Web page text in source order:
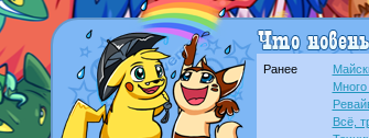
Ранее
Много
Всё,